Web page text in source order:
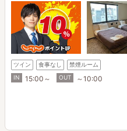
ツイン 食事なし
禁煙ルーム
IN
15:00～ OUT ～10:00